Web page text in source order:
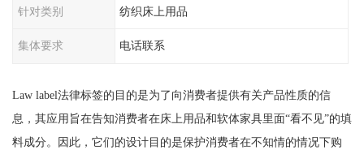
针对类别 纺织床上用品
集体要求 电话联系
Law label法律标签的目的是为了向消费者提供有关产品性质的信
息，其应用旨在告知消费者在床上用品和软体家具里面“看不见”的填
料成分。因此，它们的设计目的是保护消费者在不知情的情况下购